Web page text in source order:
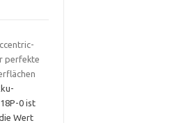
perfekte
0 ist
Wert